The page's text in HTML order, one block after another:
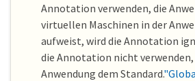
Annotation verwenden, die
virtuellen Maschinen in der
aufweist, wird die Annotation
die Annotation nicht
Anwendung dem Standard.